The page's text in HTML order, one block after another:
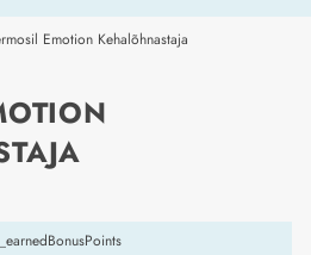
Emotion Kehalõhnastaja